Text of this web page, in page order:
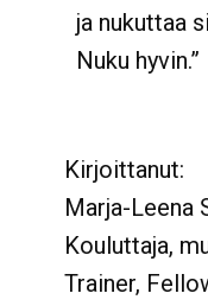
ja nukuttaa
Nuku hyvin.”
Kirjoittanut:
Marja-Leena
Kouluttaja,
Trainer,